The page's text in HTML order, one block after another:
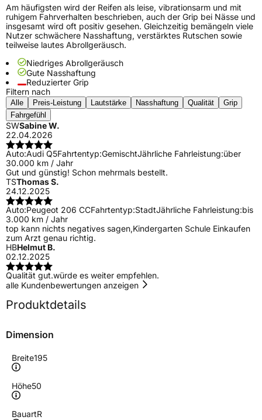
Am häufigsten wird der Reifen als leise, vibrationsarm und mit
ruhigem Fahrverhalten beschrieben, auch der Grip bei Nässe und
insgesamt wird oft positiv gesehen. Gleichzeitig bemängeln viele
Nutzer schwächere Nasshaftung, verstärktes Rutschen sowie
teilweise lautes Abrollgeräusch.
Niedriges Abrollgeräusch
Gute Nasshaftung
Reduzierter Grip
Filtern nach
Alle Preis-Leistung Lautstärke Nasshaftung Qualität
Grip
Fahrgefühl
SWSabine W.
22.04.2026
Auto:Audi Q5Fahrtentyp:GemischtJährliche Fahrleistung:über
30.000 km / Jahr
Gut und günstig! Schon mehrmals bestellt.
TSThomas S.
24.12.2025
Auto:Peugeot 206 CCFahrtentyp:StadtJährliche Fahrleistung:bis
3.000 km / Jahr
top kann nichts negatives sagen,Kindergarten Schule Einkaufen
zum Arzt genau richtig.
HBHelmut B.
02.12.2025
Qualität gut.würde es weiter empfehlen.
alle Kundenbewertungen anzeigen
Produktdetails
Dimension
Breite195
Höhe50
BauartR